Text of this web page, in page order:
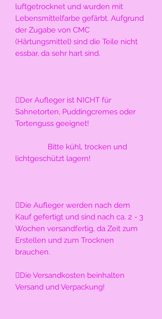
luftgetrocknet und wurden mit
Lebensmittelfarbe gefärbt. Aufgrund
der Zugabe von CMC
(Härtungsmittel) sind die Teile nicht
essbar, da sehr hart sind.
Der Aufleger ist NICHT für
Sahnetorten, Puddingcremes oder
Tortenguss geeignet!
lichtgeschützt lagern!
Die Aufleger werden nach dem
Kauf gefertigt und sind nach ca. 2 - 3
Wochen versandfertig, da Zeit zum
Erstellen und zum Trocknen
brauchen.
Die Versandkosten beinhalten
Versand und Verpackung!